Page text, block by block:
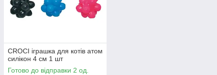
CROCI іграшка для котів атом
силікон 4 см 1 шт
Готово до відправки 2 од.